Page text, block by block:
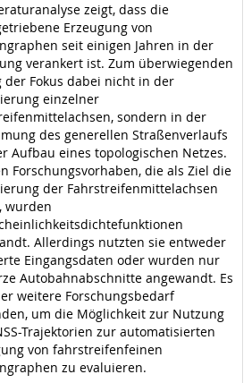
zeigt, dass die
Erzeugung von
seit einigen Jahren in der
verankert ist. Zum überwiegenden
der Fokus dabei nicht in der
einzelner
sondern in der
des generellen Straßenverlaufs
Aufbau eines topologischen Netzes.
Forschungsvorhaben, die als Ziel die
der Fahrstreifenmittelachsen
wurden
Allerdings nutzten sie entweder
Eingangsdaten oder wurden nur
Autobahnabschnitte angewandt. Es
weitere Forschungsbedarf
um die Möglichkeit zur Nutzung
Trajektorien zur automatisierten
von fahrstreifenfeinen
zu evaluieren.